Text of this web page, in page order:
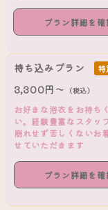
プラン詳細を確
持ち込みプラン 特
3,300円～ （税込）
お好きな浴衣をお持ち
い。経験豊富なスタッ
崩れせず苦しくないお
せていただきます
プラン詳細を確